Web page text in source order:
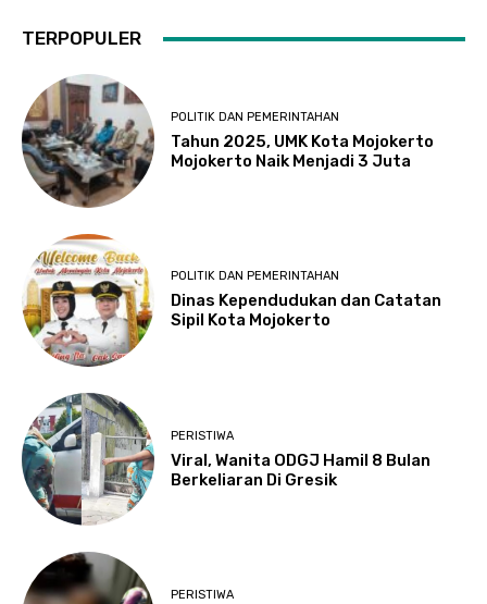
TERPOPULER
POLITIK DAN PEMERINTAHAN
Tahun 2025, UMK Kota Mojokerto
Mojokerto Naik Menjadi 3 Juta
POLITIK DAN PEMERINTAHAN
Dinas Kependudukan dan Catatan
Sipil Kota Mojokerto
PERISTIWA
Viral, Wanita ODGJ Hamil 8 Bulan
Berkeliaran Di Gresik
PERISTIWA